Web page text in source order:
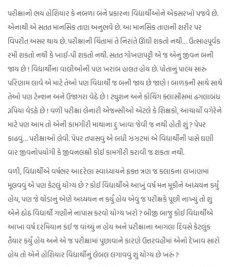
પરીક્ષાનો ભય હોશિયાર કે નબળા બંને પ્રકારના વિદ્યાર્થીઓને એકસરખો પજવે છે.
એનાથી એ સતત માનસિક તાણ અનુભવે છે. આ માનસિક તાણની શરીર પર
વિપરીત અસર થાય છે. પરીક્ષાની ચિંતામાં તે નિરાંતે ઊંઘી શકતો નથી… ઉત્સાહપૂર્વક
રમી શકતો નથી કે ખાઈ-પી શકતો નથી. સતત ગોખણપટ્ટી એ જ એનું જીવન બની
જાય છે ! વિદ્યાર્થીના વાલીઓની પણ ખરાબ હાલત હોય છે. પોતાનું પાલ્ય સારું
પરિણામ લાવે એ માટે તેઓ પણ વિદ્યાર્થી જ બની જાય છે જાણે ! બાળકની સાથે સાથે
તેઓ પણ ટેન્શન અને ઉજાગરા વેઠે છે ! ટ્યુશન અને કોચિંગ ક્લાસીસમાં ઢગલાબંધ
રૂપિયા વેડફે છે ! વળી પરીક્ષા લેનારી એજન્સીઓ એટલે કે શિક્ષકો, આચાર્યો વગેરેને
માટે પણ આમ તો એની કામગીરી માથાના દુઃખાવા જેવી જ નથી હોતી શું ? પેપર
કાઢવું… પરીક્ષાઓ લેવી. પેપર તપાસવું એ બધી ઝંઝટમાં એ વિદ્યાર્થીની પાસે ઘણી
વાર જીવનોપયોગી કે જીવનલક્ષી કોઈ કામગીરી કરાવી જ શકતા નથી.
વળી, વિદ્યાર્થીએ વર્ષભર આદરેલા સ્વાધ્યાયને ફક્ત ત્રણ જ કલાકના લખાણમાં
મૂલવવું એ પણ કેટલું યોગ્ય છે ? કોઈ વિદ્યાર્થીએ આખું વર્ષ મન મૂકીને અધ્યયન કર્યું
હોય, પણ જે થોડાનું એણે અધ્યયન ન કર્યું હોય એવું જ પરીક્ષકે પૂછી નાખ્યું તો શું
એને ઠોઠ વિદ્યાર્થી ગણીને નાપાસ કરવો યોગ્ય ખરો ? બીજી બાજુ કોઈ વિદ્યાર્થીએ
આખા વર્ષ દરમિયાન કંઈ જ વાંચ્યું ન હોય અને પરીક્ષાના આગલા દિવસે કેટલુંક
તૈયાર કર્યું હોય અને એ જ પરીક્ષામાં પુછાવાને કારણે ઉત્તરવહીમાં એનો દેખાવ સારો
હોય તો એને હોશિયાર વિદ્યાર્થીનું લેબલ લગાવવું શું યોગ્ય છે ખરું ?